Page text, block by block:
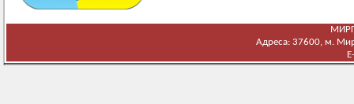
Адреса: 37600, м.